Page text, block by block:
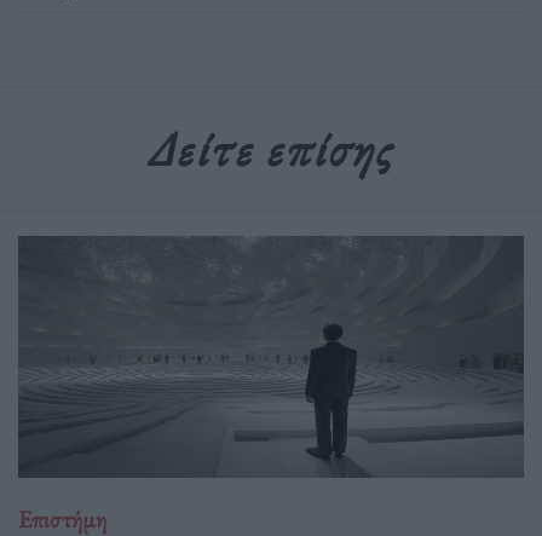
Δείτε επίσης
Επιστήμη